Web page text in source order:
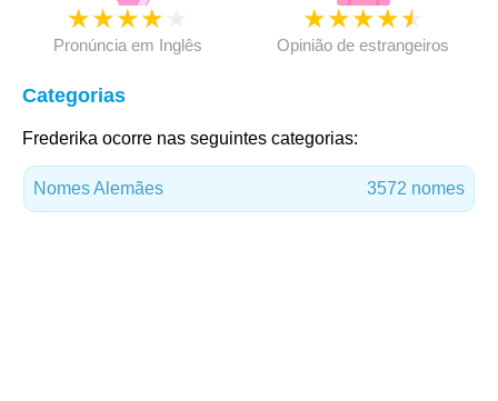
★★★★
Pronúncia em Inglês
★★★★★
Opinião de estrangeiros
Categorias
Frederika ocorre nas seguintes categorias:
Nomes Alemães 3572 nomes